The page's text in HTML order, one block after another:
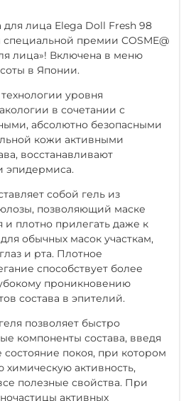
для лица Elega Doll Fresh 98
специальной премии COSME@
лица»! Включена в меню
в Японии.
уровня
в сочетании с
абсолютно безопасными
кожи активными
восстанавливают
эпидермиса.
собой гель из
позволяющий маске
и плотно прилегать даже к
обычных масок участкам,
и рта. Плотное
способствует более
проникновению
состава в эпителий.
позволяет быстро
компоненты состава, введя
состояние покоя, при котором
активность,
полезные свойства. При
активных